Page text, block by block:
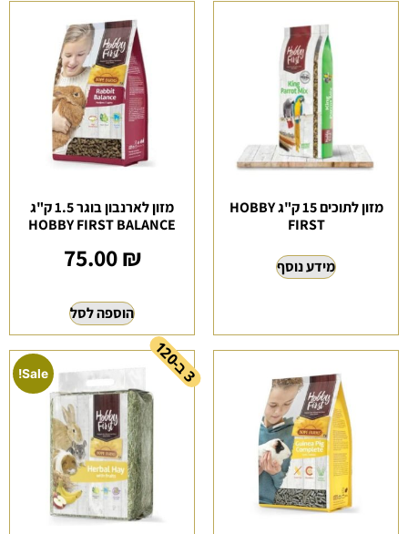
מזון לתוכים 15 ק"ג HOBBY
FIRST
מידע נוסף
מזון לארנבון בוגר 1.5 ק"ג
HOBBY FIRST BALANCE
75.00₪
הוספה לסל
Sale! 3
ב-
1
2
0